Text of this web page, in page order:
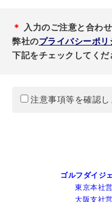
＊
入力のご注意と合わ
弊社のプライバシーポリ
下記をチェックしてくだ
注意事項等を確認し
ゴルフダイジ
東京本社
大阪支社